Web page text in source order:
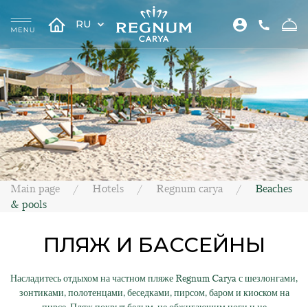
RU
Main page Hotels Regnum carya
Beaches
& pools
ПЛЯЖ И БАССЕЙНЫ
Насладитесь отдыхом на частном пляже Regnum Carya с шезлонгами,
зонтиками, полотенцами, беседками, пирсом, баром и киоском на